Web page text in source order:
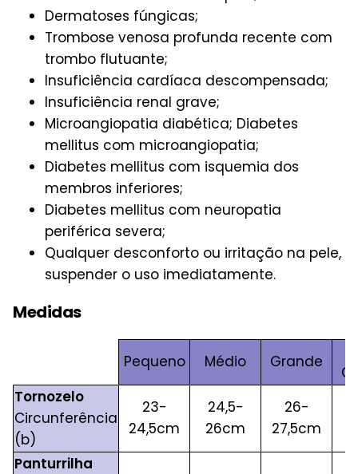
Dermatoses fúngicas;
Trombose venosa profunda recente com
trombo flutuante;
Insuficiência cardíaca descompensada;
Insuficiência renal grave;
Microangiopatia diabética; Diabetes
mellitus com microangiopatia;
Diabetes mellitus com isquemia dos
membros inferiores;
Diabetes mellitus com neuropatia
periférica severa;
Qualquer desconforto ou irritação na pele,
suspender o uso imediatamente.
Medidas
Pequeno Médio Grande
Tornozelo
Circunferência
(b)
23-
24,5cm
24,5-
26cm
26-
27,5cm
Panturrilha